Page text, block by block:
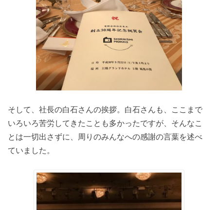
そして、社長の白石さんの挨拶。白石さんも、ここまで
いろいろ苦労してきたことも多かったですが、そんなこ
とは一切出さずに、周りのみんなへの感謝の言葉を述べ
ていました。